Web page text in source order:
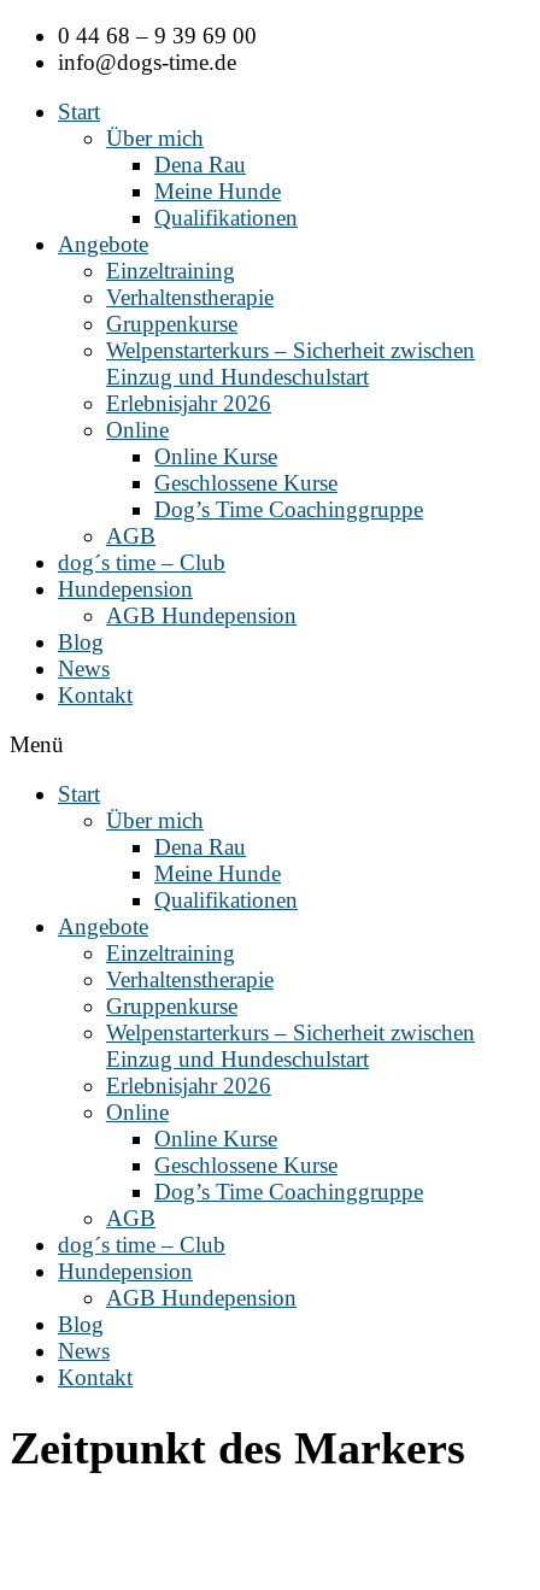
Zum
Inhalt
0 44 68 – 9 39 69 00
info@dogs-time.de
Start
Über mich
Dena Rau
Meine Hunde
Qualifikationen
Angebote
Einzeltraining
Verhaltenstherapie
Gruppenkurse
Welpenstarterkurs – Sicherheit zwischen
Einzug und Hundeschulstart
Erlebnisjahr 2026
Online
Online Kurse
Geschlossene Kurse
Dog’s Time Coachinggruppe
AGB
dog´s time – Club
Hundepension
AGB Hundepension
Blog
News
Kontakt
Menü
Start
Über mich
Dena Rau
Meine Hunde
Qualifikationen
Angebote
Einzeltraining
Verhaltenstherapie
Gruppenkurse
Welpenstarterkurs – Sicherheit zwischen
Einzug und Hundeschulstart
Erlebnisjahr 2026
Online
Online Kurse
Geschlossene Kurse
Dog’s Time Coachinggruppe
AGB
dog´s time – Club
Hundepension
AGB Hundepension
Blog
News
Kontakt
Zeitpunkt des Markers